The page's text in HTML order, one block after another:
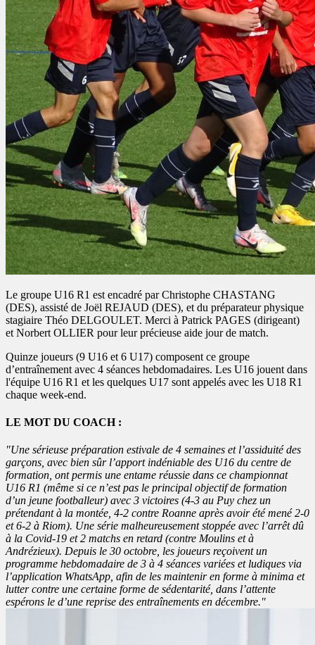
Le groupe U16 R1 est encadré par Christophe CHASTANG
(DES), assisté de Joël REJAUD (DES), et du préparateur physique
stagiaire Théo DELGOULET. Merci à Patrick PAGES (dirigeant)
et Norbert OLLIER pour leur précieuse aide jour de match.
Quinze joueurs (9 U16 et 6 U17) composent ce groupe
d’entraînement avec 4 séances hebdomadaires. Les U16 jouent dans
l'équipe U16 R1 et les quelques U17 sont appelés avec les U18 R1
chaque week-end.
LE MOT DU COACH :
"Une sérieuse préparation estivale de 4 semaines et l’assiduité des
garçons, avec bien sûr l’apport indéniable des U16 du centre de
formation, ont permis une entame réussie dans ce championnat
U16 R1 (même si ce n’est pas le principal objectif de formation
d’un jeune footballeur) avec 3 victoires (4-3 au Puy chez un
prétendant à la montée, 4-2 contre Roanne après avoir été mené 2-0
et 6-2 à Riom). Une série malheureusement stoppée avec l’arrêt dû
à la Covid-19 et 2 matchs en retard (contre Moulins et à
Andrézieux). Depuis le 30 octobre, les joueurs reçoivent un
programme hebdomadaire de 3 à 4 séances variées et ludiques via
l’application WhatsApp, afin de les maintenir en forme à minima et
lutter contre une certaine forme de sédentarité, dans l’attente
espérons le d’une reprise des entraînements en décembre."